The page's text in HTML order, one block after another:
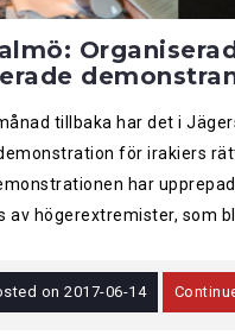
tillbaka har det i
för irakiers
har
av högerextremister, som
on2017-06-14